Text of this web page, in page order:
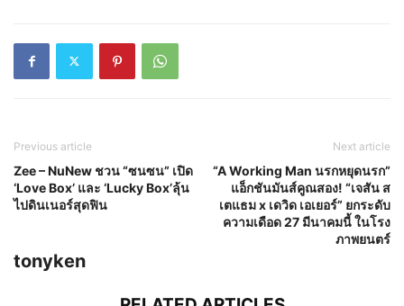
Previous article
Zee – NuNew ชวน “ซนซน” เปิด
‘Love Box’ และ ‘Lucky Box’ลุ้น
ไปดินเนอร์สุดฟิน
Next article
“A Working Man นรกหยุดนรก”
แอ็กชันมันส์คูณสอง! “เจสัน ส
เตแธม x เดวิด เอเยอร์” ยกระดับ
ความเดือด 27 มีนาคมนี้ ในโรง
ภาพยนตร์
tonyken